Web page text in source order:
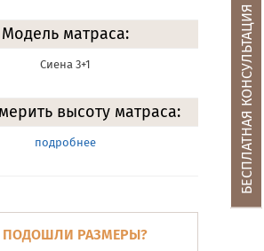
Модель матраса:
Сиена 3+1
высоту матраса:
подробнее
ПОДОШЛИ РАЗМЕРЫ?
БЕСПЛАТНАЯ КОНСУЛЬТАЦИЯ